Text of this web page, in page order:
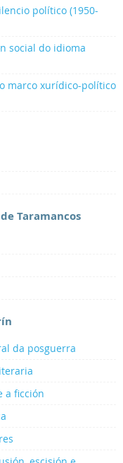
político (1950-
social do idioma
marco xurídico-político
Taramancos
da posguerra
a ficción